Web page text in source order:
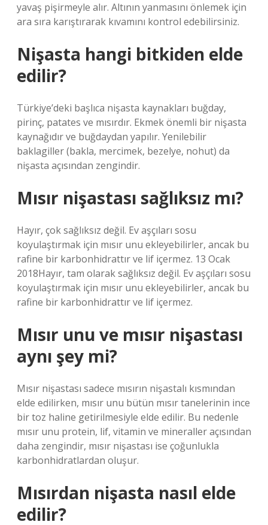
yavaş pişirmeyle alır. Altının yanmasını önlemek için
ara sıra karıştırarak kıvamını kontrol edebilirsiniz.
Nişasta hangi bitkiden elde
edilir?
Türkiye’deki başlıca nişasta kaynakları buğday,
pirinç, patates ve mısırdır. Ekmek önemli bir nişasta
kaynağıdır ve buğdaydan yapılır. Yenilebilir
baklagiller (bakla, mercimek, bezelye, nohut) da
nişasta açısından zengindir.
Mısır nişastası sağlıksız mı?
Hayır, çok sağlıksız değil. Ev aşçıları sosu
koyulaştırmak için mısır unu ekleyebilirler, ancak bu
rafine bir karbonhidrattır ve lif içermez. 13 Ocak
2018Hayır, tam olarak sağlıksız değil. Ev aşçıları sosu
koyulaştırmak için mısır unu ekleyebilirler, ancak bu
rafine bir karbonhidrattır ve lif içermez.
Mısır unu ve mısır nişastası
aynı şey mi?
Mısır nişastası sadece mısırın nişastalı kısmından
elde edilirken, mısır unu bütün mısır tanelerinin ince
bir toz haline getirilmesiyle elde edilir. Bu nedenle
mısır unu protein, lif, vitamin ve mineraller açısından
daha zengindir, mısır nişastası ise çoğunlukla
karbonhidratlardan oluşur.
Mısırdan nişasta nasıl elde
edilir?